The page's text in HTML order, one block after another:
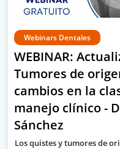
Webinars Dentales
WEBINAR:
Tumores de
cambios en la
manejo clínico -
Sánchez
Los quistes y tumores de